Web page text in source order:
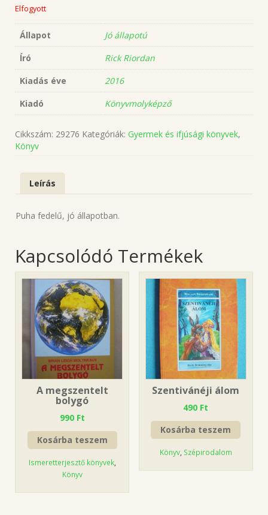
Elfogyott
Állapot
Jó állapotú
Író
Rick Riordan
Kiadás éve
2016
Kiadó
Könyvmolyképző
Cikkszám: 29276 Kategóriák: Gyermek és ifjúsági könyvek,
Könyv
Leírás
Puha fedelű, jó állapotban.
Kapcsolódó Termékek
A megszentelt
bolygó
990 Ft
Kosárba teszem
Ismeretterjesztő könyvek,
Könyv
Szentivánéji álom
490 Ft
Kosárba teszem
Könyv, Szépirodalom